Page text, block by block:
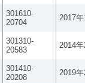
301610-
20704
2017
301310-
20583
2014
301410-
20208
2019